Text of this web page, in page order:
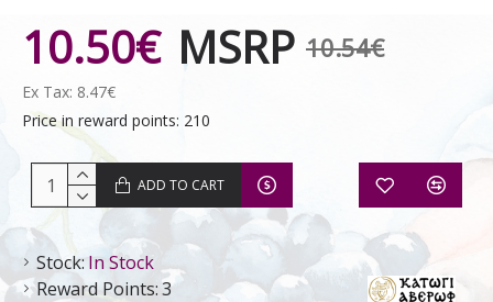
Stock: In Stock
Reward Points:3
MSRP 10.54€
10.50€
Ex Tax: 8.47€
Price in reward points: 210
ADD TO CART